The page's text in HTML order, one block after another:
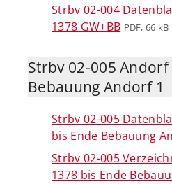
Strbv 02-004
1378 GW+BB PDF, 66 kB
Strbv 02-005 Andorf
Bebauung Andorf 1
Strbv 02-005
bis Ende Bebauung
Strbv 02-005
1378 bis Ende